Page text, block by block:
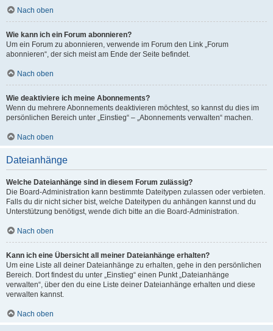
Nach oben
Wie kann ich ein Forum abonnieren?
Um ein Forum zu abonnieren, verwende im Forum den Link „Forum
abonnieren“, der sich meist am Ende der Seite befindet.
Nach oben
Wie deaktiviere ich meine Abonnements?
Wenn du mehrere Abonnements deaktivieren möchtest, so kannst du dies im
persönlichen Bereich unter „Einstieg“ – „Abonnements verwalten“ machen.
Nach oben
Dateianhänge
Welche Dateianhänge sind in diesem Forum zulässig?
Die Board-Administration kann bestimmte Dateitypen zulassen oder verbieten.
Falls du dir nicht sicher bist, welche Dateitypen du anhängen kannst und du
Unterstützung benötigst, wende dich bitte an die Board-Administration.
Nach oben
Kann ich eine Übersicht all meiner Dateianhänge erhalten?
Um eine Liste all deiner Dateianhänge zu erhalten, gehe in den persönlichen
Bereich. Dort findest du unter „Einstieg“ einen Punkt „Dateianhänge
verwalten“, über den du eine Liste deiner Dateianhänge erhalten und diese
verwalten kannst.
Nach oben